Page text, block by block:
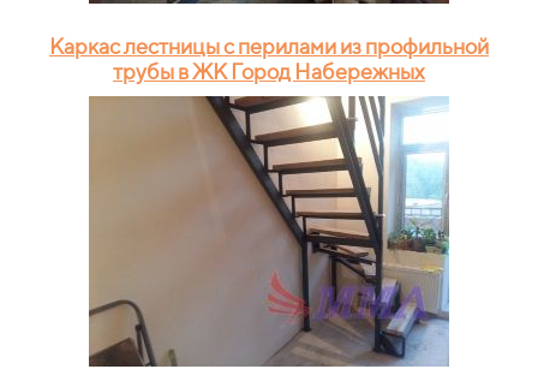
Каркас лестницы с перилами из профильной
трубы в ЖК Город Набережных